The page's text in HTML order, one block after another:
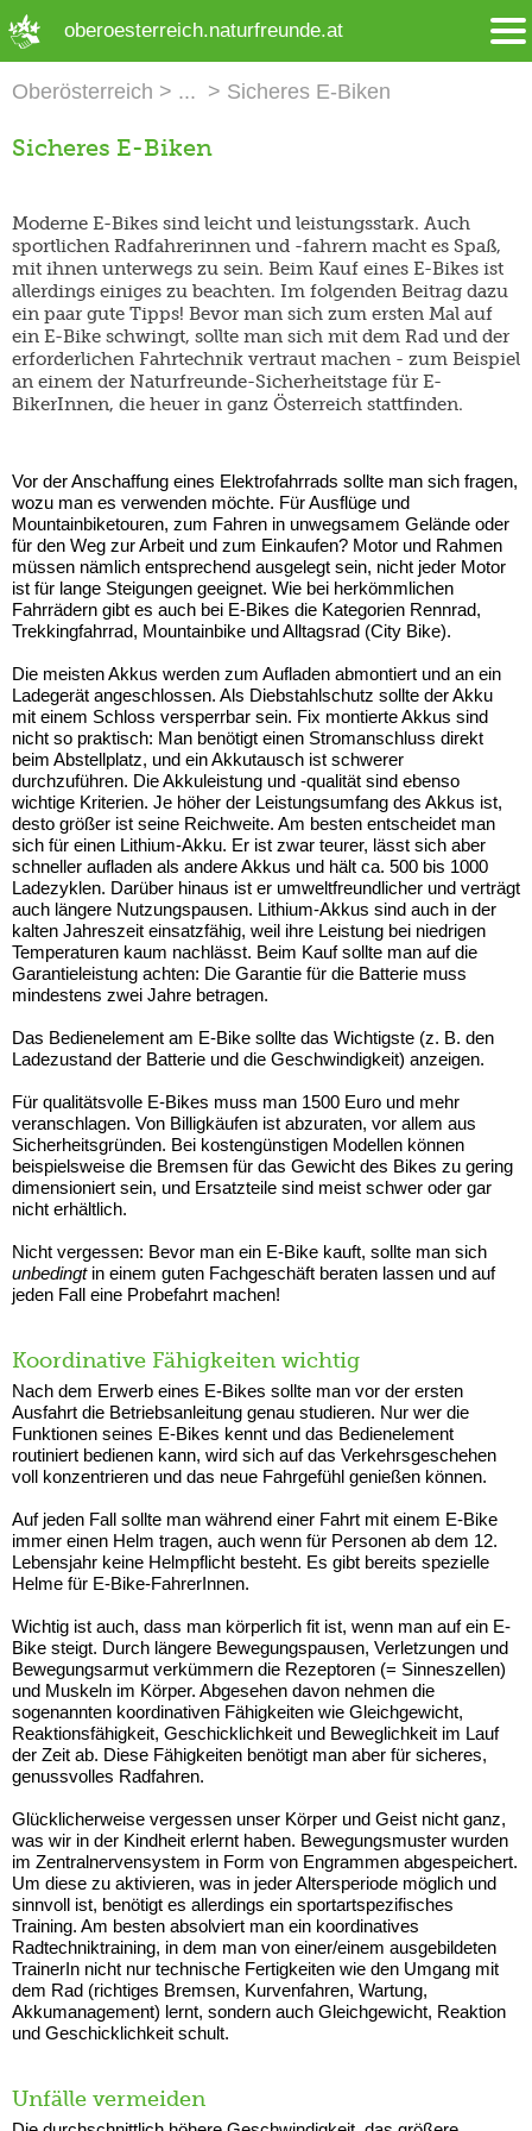
oberoesterreich.naturfreunde.at
Oberösterreich Sicheres E-Biken
Sicheres E-Biken
Moderne E-Bikes sind leicht und leistungsstark. Auch
sportlichen Radfahrerinnen und -fahrern macht es Spaß,
mit ihnen unterwegs zu sein. Beim Kauf eines E-Bikes ist
allerdings einiges zu beachten. Im folgenden Beitrag dazu
ein paar gute Tipps! Bevor man sich zum ersten Mal auf
ein E-Bike schwingt, sollte man sich mit dem Rad und der
erforderlichen Fahrtechnik vertraut machen - zum Beispiel
an einem der Naturfreunde-Sicherheitstage für E-
BikerInnen, die heuer in ganz Österreich stattfinden.
Vor der Anschaffung eines Elektrofahrrads sollte man sich fragen,
wozu man es verwenden möchte. Für Ausflüge und
Mountainbiketouren, zum Fahren in unwegsamem Gelände oder
für den Weg zur Arbeit und zum Einkaufen? Motor und Rahmen
müssen nämlich entsprechend ausgelegt sein, nicht jeder Motor
ist für lange Steigungen geeignet. Wie bei herkömmlichen
Fahrrädern gibt es auch bei E-Bikes die Kategorien Rennrad,
Trekkingfahrrad, Mountainbike und Alltagsrad (City Bike).
Die meisten Akkus werden zum Aufladen abmontiert und an ein
Ladegerät angeschlossen. Als Diebstahlschutz sollte der Akku
mit einem Schloss versperrbar sein. Fix montierte Akkus sind
nicht so praktisch: Man benötigt einen Stromanschluss direkt
beim Abstellplatz, und ein Akkutausch ist schwerer
durchzuführen. Die Akkuleistung und -qualität sind ebenso
wichtige Kriterien. Je höher der Leistungsumfang des Akkus ist,
desto größer ist seine Reichweite. Am besten entscheidet man
sich für einen Lithium-Akku. Er ist zwar teurer, lässt sich aber
schneller aufladen als andere Akkus und hält ca. 500 bis 1000
Ladezyklen. Darüber hinaus ist er umweltfreundlicher und verträgt
auch längere Nutzungspausen. Lithium-Akkus sind auch in der
kalten Jahreszeit einsatzfähig, weil ihre Leistung bei niedrigen
Temperaturen kaum nachlässt. Beim Kauf sollte man auf die
Garantieleistung achten: Die Garantie für die Batterie muss
mindestens zwei Jahre betragen.
Das Bedienelement am E-Bike sollte das Wichtigste (z. B. den
Ladezustand der Batterie und die Geschwindigkeit) anzeigen.
Für qualitätsvolle E-Bikes muss man 1500 Euro und mehr
veranschlagen. Von Billigkäufen ist abzuraten, vor allem aus
Sicherheitsgründen. Bei kostengünstigen Modellen können
beispielsweise die Bremsen für das Gewicht des Bikes zu gering
dimensioniert sein, und Ersatzteile sind meist schwer oder gar
nicht erhältlich.
Nicht vergessen: Bevor man ein E-Bike kauft, sollte man sich
unbedingtin einem guten Fachgeschäft beraten lassen und auf
jeden Fall eine Probefahrt machen!
Koordinative Fähigkeiten wichtig
Nach dem Erwerb eines E-Bikes sollte man vor der ersten
Ausfahrt die Betriebsanleitung genau studieren. Nur wer die
Funktionen seines E-Bikes kennt und das Bedienelement
routiniert bedienen kann, wird sich auf das Verkehrsgeschehen
voll konzentrieren und das neue Fahrgefühl genießen können.
Auf jeden Fall sollte man während einer Fahrt mit einem E-Bike
immer einen Helm tragen, auch wenn für Personen ab dem 12.
Lebensjahr keine Helmpflicht besteht. Es gibt bereits spezielle
Helme für E-Bike-FahrerInnen.
Wichtig ist auch, dass man körperlich fit ist, wenn man auf ein E-
Bike steigt. Durch längere Bewegungspausen, Verletzungen und
Bewegungsarmut verkümmern die Rezeptoren (= Sinneszellen)
und Muskeln im Körper. Abgesehen davon nehmen die
sogenannten koordinativen Fähigkeiten wie Gleichgewicht,
Reaktionsfähigkeit, Geschicklichkeit und Beweglichkeit im Lauf
der Zeit ab. Diese Fähigkeiten benötigt man aber für sicheres,
genussvolles Radfahren.
Glücklicherweise vergessen unser Körper und Geist nicht ganz,
was wir in der Kindheit erlernt haben. Bewegungsmuster wurden
im Zentralnervensystem in Form von Engrammen abgespeichert.
Um diese zu aktivieren, was in jeder Altersperiode möglich und
sinnvoll ist, benötigt es allerdings ein sportartspezifisches
Training. Am besten absolviert man ein koordinatives
Radtechniktraining, in dem man von einer/einem ausgebildeten
TrainerIn nicht nur technische Fertigkeiten wie den Umgang mit
dem Rad (richtiges Bremsen, Kurvenfahren, Wartung,
Akkumanagement) lernt, sondern auch Gleichgewicht, Reaktion
und Geschicklichkeit schult.
Unfälle vermeiden